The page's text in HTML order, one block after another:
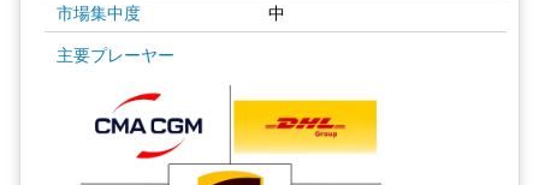
市場集中度 中
主要プレーヤー
画像 © Mordor Intelligence。再利用にはCC BY 4.0の表示が必要です。